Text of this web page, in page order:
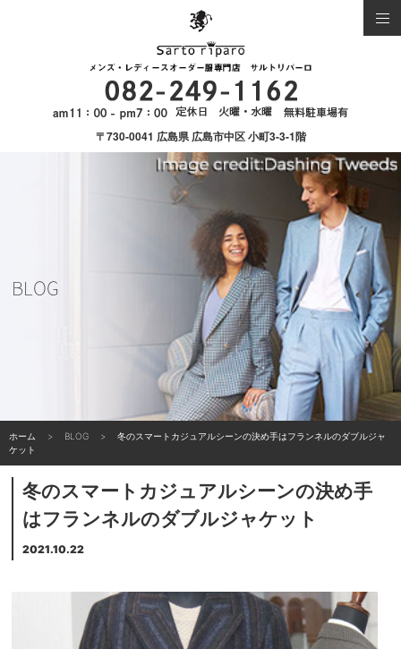
〒730-0041 広島県 広島市中区 小町3-3-1階
BLOG
ホーム BLOG
冬のスマートカジュアルシーンの決め手はフランネルのダブルジャ
ケット
冬のスマートカジュアルシーンの決め手
はフランネルのダブルジャケット
2021.10.22